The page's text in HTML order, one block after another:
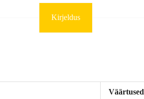
Kirjeldus
Väärtused